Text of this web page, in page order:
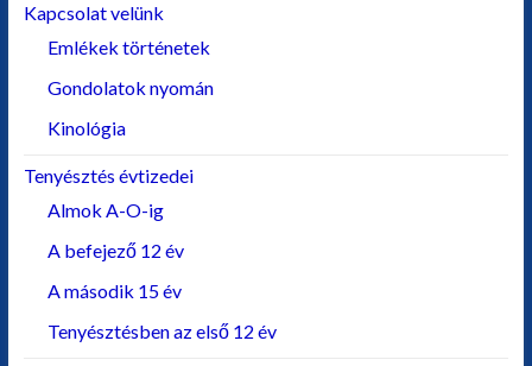
Kapcsolat velünk
Emlékek történetek
Gondolatok nyomán
Kinológia
Tenyésztés évtizedei
Almok A-O-ig
A befejező 12 év
A második 15 év
Tenyésztésben az első 12 év